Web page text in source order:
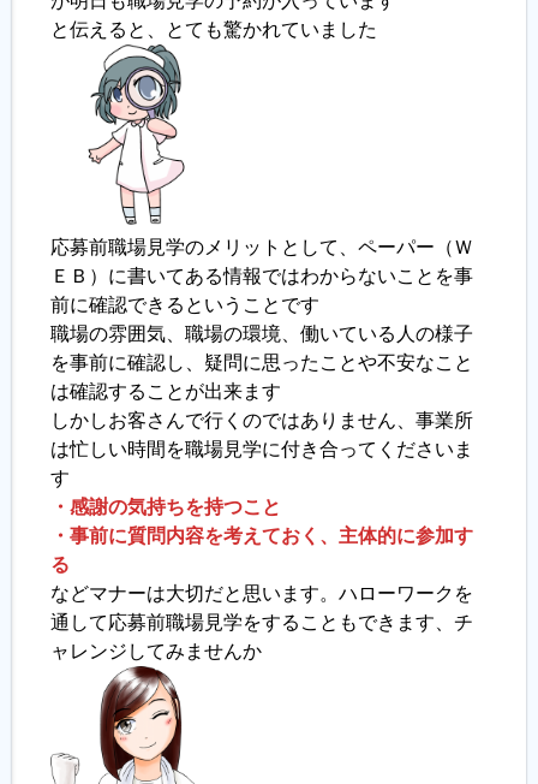
と伝えると、とても驚かれていました
応募前職場見学のメリットとして、ペーパー（Ｗ
ＥＢ）に書いてある情報ではわからないことを事
前に確認できるということです
職場の雰囲気、職場の環境、働いている人の様子
を事前に確認し、疑問に思ったことや不安なこと
は確認することが出来ます
しかしお客さんで行くのではありません、事業所
は忙しい時間を職場見学に付き合ってくださいま
す
・感謝の気持ちを持つこと
・事前に質問内容を考えておく、主体的に参加す
る
などマナーは大切だと思います。ハローワークを
通して応募前職場見学をすることもできます、チ
ャレンジしてみませんか